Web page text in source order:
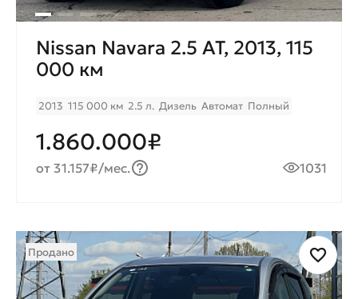
Nissan Navara 2.5 AT, 2013, 115
000 км
2013 115 000 км 2.5 л. Дизель Автомат Полный
1.860.000₽
от 31.157₽/мес. 1031
Продано